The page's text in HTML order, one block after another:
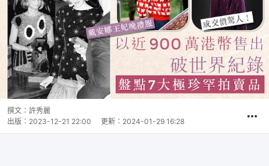
撰文： 許秀麗
出版： 2023-12-21 22:00 更新： 2024-01-29 16:28